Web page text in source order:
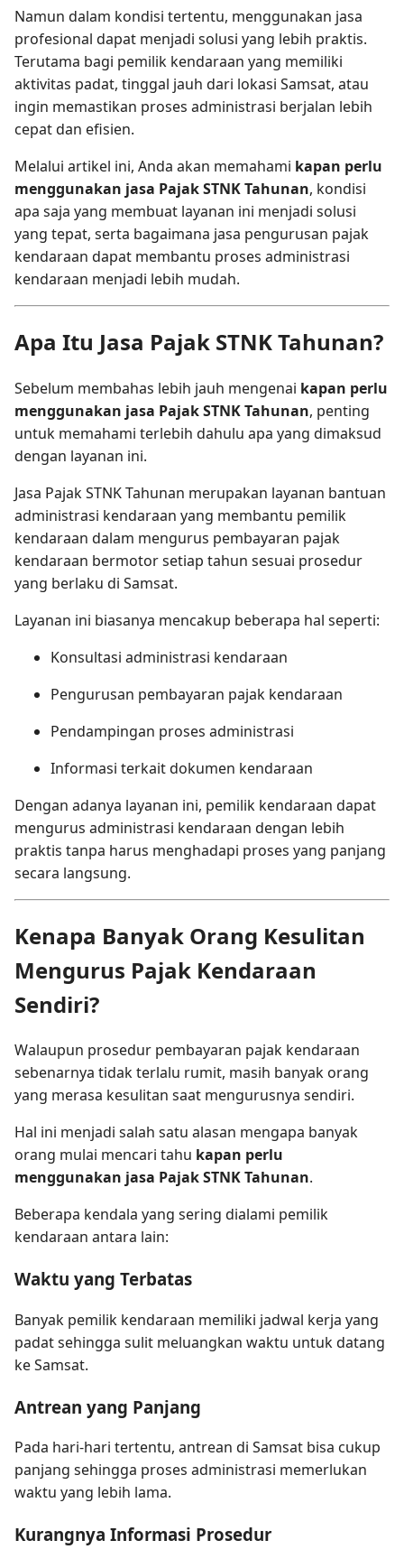
Namun dalam kondisi tertentu, menggunakan jasa
profesional dapat menjadi solusi yang lebih praktis.
Terutama bagi pemilik kendaraan yang memiliki
aktivitas padat, tinggal jauh dari lokasi Samsat, atau
ingin memastikan proses administrasi berjalan lebih
cepat dan efisien.
Melalui artikel ini, Anda akan memahami kapan perlu
menggunakan jasa Pajak STNK Tahunan, kondisi
apa saja yang membuat layanan ini menjadi solusi
yang tepat, serta bagaimana jasa pengurusan pajak
kendaraan dapat membantu proses administrasi
kendaraan menjadi lebih mudah.
Apa Itu Jasa Pajak STNK Tahunan?
Sebelum membahas lebih jauh mengenai kapan perlu
menggunakan jasa Pajak STNK Tahunan, penting
untuk memahami terlebih dahulu apa yang dimaksud
dengan layanan ini.
Jasa Pajak STNK Tahunan merupakan layanan bantuan
administrasi kendaraan yang membantu pemilik
kendaraan dalam mengurus pembayaran pajak
kendaraan bermotor setiap tahun sesuai prosedur
yang berlaku di Samsat.
Layanan ini biasanya mencakup beberapa hal seperti:
Konsultasi administrasi kendaraan
Pengurusan pembayaran pajak kendaraan
Pendampingan proses administrasi
Informasi terkait dokumen kendaraan
Dengan adanya layanan ini, pemilik kendaraan dapat
mengurus administrasi kendaraan dengan lebih
praktis tanpa harus menghadapi proses yang panjang
secara langsung.
Kenapa Banyak Orang Kesulitan
Mengurus Pajak Kendaraan
Sendiri?
Walaupun prosedur pembayaran pajak kendaraan
sebenarnya tidak terlalu rumit, masih banyak orang
yang merasa kesulitan saat mengurusnya sendiri.
Hal ini menjadi salah satu alasan mengapa banyak
orang mulai mencari tahu kapan perlu
menggunakan jasa Pajak STNK Tahunan.
Beberapa kendala yang sering dialami pemilik
kendaraan antara lain:
Waktu yang Terbatas
Banyak pemilik kendaraan memiliki jadwal kerja yang
padat sehingga sulit meluangkan waktu untuk datang
ke Samsat.
Antrean yang Panjang
Pada hari-hari tertentu, antrean di Samsat bisa cukup
panjang sehingga proses administrasi memerlukan
waktu yang lebih lama.
Kurangnya Informasi Prosedur